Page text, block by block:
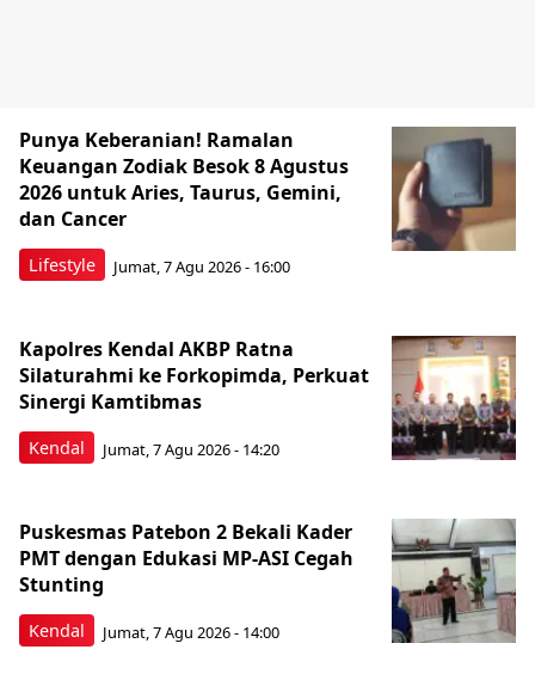
Lifestyle
Punya Keberanian! Ramalan
Keuangan Zodiak Besok 8 Agustus
2026 untuk Aries, Taurus, Gemini,
dan Cancer
Jumat, 7 Agu 2026 - 16:00
Kendal
Kapolres Kendal AKBP Ratna
Silaturahmi ke Forkopimda, Perkuat
Sinergi Kamtibmas
Jumat, 7 Agu 2026 - 14:20
Kendal
Puskesmas Patebon 2 Bekali Kader
PMT dengan Edukasi MP-ASI Cegah
Stunting
Jumat, 7 Agu 2026 - 14:00